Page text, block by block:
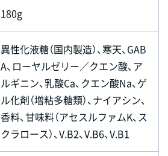
180g
異性化液糖（国内製造）、寒天、GAB
A、ローヤルゼリー／クエン酸、ア
ルギニン、乳酸Ca、クエン酸Na、ゲ
ル化剤（増粘多糖類）、ナイアシン、
香料、甘味料（アセスルファムK、ス
クラロース）、V.B2、V.B6、V.B1